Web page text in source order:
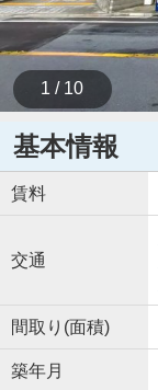
1 / 10
基本情報
賃料
交通
間取り(面積)
築年月